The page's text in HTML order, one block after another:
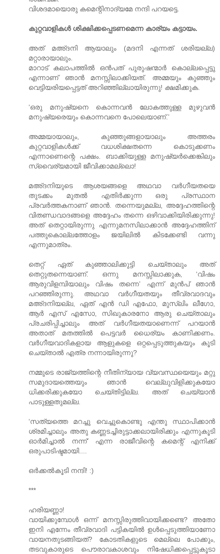
വിശദമായൊരു കമെന്റിനാദ്യമേ നന്ദി പറയട്ടെ.
കുറ്റവാളികള്‍ ശിക്ഷിക്കപ്പെടണമെന്ന കാര്യം കട്ടായം.
അത് മ‌അ്ദനി ആയാലും (മദനി എന്നത് ശരിയല്ല)
മറ്റാരായാലും.
മാറാട് കലാപത്തില്‍ ഒന്‍പത് പുരുഷന്മാര്‍ കൊല്ലപ്പെട്ടു
എന്നാണ് ഞാന്‍ മനസ്സിലാക്കിയത്. അമ്മയും കുഞ്ഞും
വെട്ടിയരിയപ്പെട്ടത് അറിഞ്ഞില്ലായിരുന്നു! ക്ഷമിക്കുക.
‘ഒരു മനുഷ്യനെ കൊന്നവന്‍ ലോകത്തുള്ള മുഴുവന്‍
മനുഷ്യരെയും കൊന്നവനെ പോലെയാണ്.’
അമ്മയായാലും, കുഞ്ഞുങ്ങളായാലും അത്തരം
കുറ്റവാളികള്‍ക്ക് വധശിക്ഷതന്നെ കൊടുക്കണം
എന്നാണെന്റെ പക്ഷം. ബാക്കിയുള്ള മനുഷ്യര്‍ക്കെങ്കിലും
സ്വൈര്യമായി ജീവിക്കാമല്ലൊ!
മ‌അ്ദനിയുടെ ആശയങ്ങളെ അഥവാ വര്‍ഗീയതയെ
തുടക്കം മുതല്‍ എതിര്‍ക്കുന്ന ഒരു പ്രസ്ഥാന
പ്രവര്‍ത്തകനാണ് ഞാന്‍. തന്നെയുമല്ല, അദ്ദേഹത്തിന്റെ
വിതണ്ഡവാദങ്ങളെ അദ്ദേഹം തന്നെ ഒഴിവാക്കിയിരിക്കുന്നു!
അത് തെറ്റായിരുന്നു എന്നുമനസിലാക്കാന്‍ അദ്ദേഹത്തിന്
പത്തുകൊല്ലത്തോളം ജയിലില്‍ കിടക്കേണ്ടി വന്നു
എന്നുമാത്രം.
തെറ്റ് ഏത് കുഞ്ഞാലിക്കുട്ടി ചെയ്താലും അത്
തെറ്റുതന്നെയാണ്. ഒന്നു മനസ്സിലാക്കുക, ‘വിഷം
ആരുവിളമ്പിയാലും വിഷം തന്നെ’ എന്ന് മുന്‍പ് ഞാന്‍
പറഞ്ഞിരുന്നു. അഥവാ വര്‍ഗീയതയും തീവ്രവാദവും
മ‌അ്ദനിയല്ല, ഏത് എന്‍ ഡി എഫോ, മുസ്‌ലിം ലീഗോ,
ആര്‍ എസ് എസോ, സിഖുകാരനോ ആരു ചെയ്താലും
പ്രചരിപ്പിച്ചാലും അത് വര്‍ഗീയതയാണെന്ന് പറയാന്‍
അതാത് മതത്തില്‍ പെട്ടവര്‍ ധൈര്യം കാണിക്കണം.
വര്‍ഗീയവാദികളായ ആളുകളെ ഒറ്റപ്പെടുത്തുകയും കൂടി
ചെയ്താല്‍ എത്ര നന്നായിരുന്നു?
നമ്മുടെ രാജ്യത്തിന്റെ നീതിന്യായ വ്യവസ്ഥയെയും മറ്റു
സമുദായത്തെയും ഞാന്‍ വെല്ലുവിളിക്കുകയോ
ധിക്കരിക്കുകയോ ചെയ്തിട്ടില്ല. അത് ചെയ്യാന്‍
പാടുള്ളതുമല്ല.
‘സത്യത്തെ മറച്ചു വെച്ചുകൊണ്ടു എന്തു സ്ഥാപിക്കാന്‍
ശ്രമിച്ചാലും അതു കണ്ണടച്ചിരുട്ടാക്കലായിരിക്കും എന്നുകൂടി
ഓര്‍മിച്ചാല്‍ നന്ന്’ എന്ന രാജീവിന്റെ കമെന്റ് എനിക്ക്
ഒരുപാടിഷ്ടമായി....
ഒര്‍ക്കല്‍കൂടി നന്ദി! :)
***
ഹരിയണ്ണാ!
വായിക്കുമ്പോള്‍ ഒന്ന് മനസ്സിരുത്തിവായിക്കണ്ടെ? അതോ
ഇനി എന്നേം തീവ്രവാദി പട്ടികയില്‍ ഉള്‍പ്പെടുത്തിയാണോ
വായനതുടങ്ങിയത്? കോടതികളുടെ മെല്ലെ പോക്കും,
തടവുകാരുടെ പൌരാവകാശവും നിഷേധിക്കപ്പെട്ടുകൂടാ